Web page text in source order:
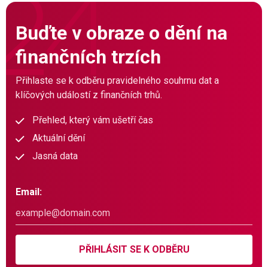
Buďte v obraze o dění na
finančních trzích
Přihlaste se k odběru pravidelného souhrnu dat a
klíčových událostí z finančních trhů.
Přehled, který vám ušetří čas
Aktuální dění
Jasná data
Email:
PŘIHLÁSIT SE K ODBĚRU